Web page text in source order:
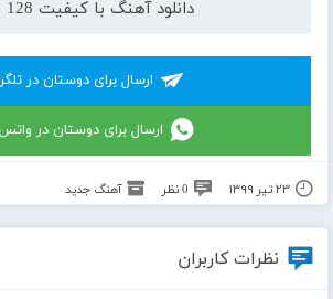
دانلود آهنگ با کیفیت 128
ارسال برای دوستان در
ارسال برای دوستان در
۲۳ تیر ۱۳۹۹ 0 نظر آهنگ جدید
نظرات کاربران